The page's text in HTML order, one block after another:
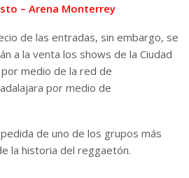
– Arena Monterrey
de las entradas, sin embargo, se
a la venta los shows de la Ciudad
medio de la red de
por medio de
de uno de los grupos más
la historia del reggaetón.